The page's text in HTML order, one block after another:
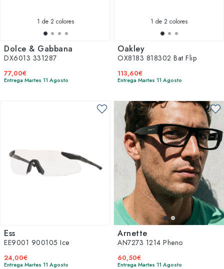
1 de 2 colores
Dolce & Gabbana
DX6013 331287
77,00€
Entrega Martes 11 Agosto
1 de 2 colores
Oakley
OX8183 818302 Bat Flip
113,60€
Entrega Martes 11 Agosto
Ess
EE9001 900105 Ice
24,00€
Entrega Martes 11 Agosto
Arnette
AN7273 1214 Pheno
60,50€
Entrega Martes 11 Agosto